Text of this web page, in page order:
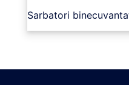
Sarbatori